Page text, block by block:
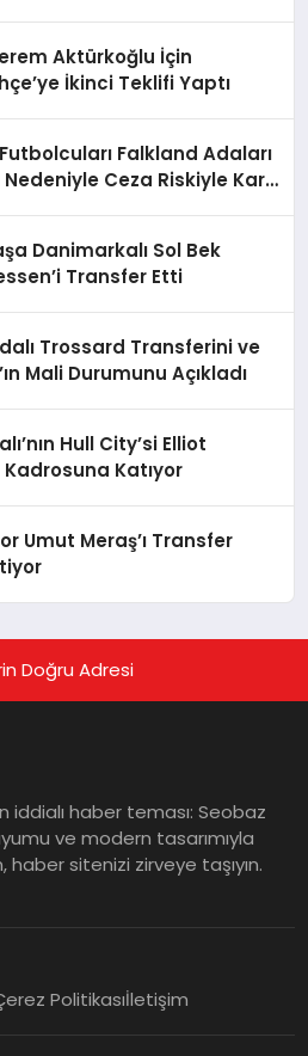
Aktürkoğlu İçin
İkinci Teklifi Yaptı
Falkland Adaları
Ceza Riskiyle Karşı
Danimarkalı Sol Bek
Transfer Etti
Trossard Transferini ve
Mali Durumunu Açıkladı
Hull City’si Elliot
Kadrosuna Katıyor
Umut Meraş’ı Transfer
Doğru Adresi
iddialı haber teması: Seobaz
ve modern tasarımıyla
haber sitenizi zirveye taşıyın.
Politikasıİletişim